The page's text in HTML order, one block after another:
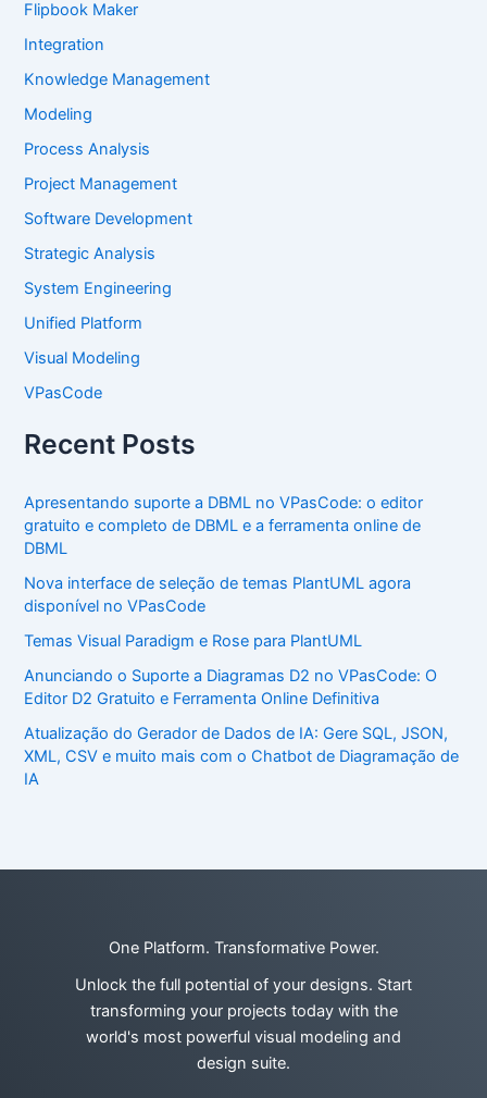
Flipbook Maker
Integration
Knowledge Management
Modeling
Process Analysis
Project Management
Software Development
Strategic Analysis
System Engineering
Unified Platform
Visual Modeling
VPasCode
Recent Posts
Apresentando suporte a DBML no VPasCode: o editor
gratuito e completo de DBML e a ferramenta online de
DBML
Nova interface de seleção de temas PlantUML agora
disponível no VPasCode
Temas Visual Paradigm e Rose para PlantUML
Anunciando o Suporte a Diagramas D2 no VPasCode: O
Editor D2 Gratuito e Ferramenta Online Definitiva
Atualização do Gerador de Dados de IA: Gere SQL, JSON,
XML, CSV e muito mais com o Chatbot de Diagramação de
IA
One Platform. Transformative Power.
Unlock the full potential of your designs. Start
transforming your projects today with the
world's most powerful visual modeling and
design suite.